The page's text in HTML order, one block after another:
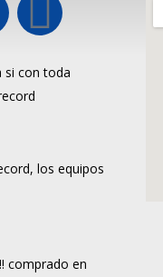
si con toda
los equipos
comprado en